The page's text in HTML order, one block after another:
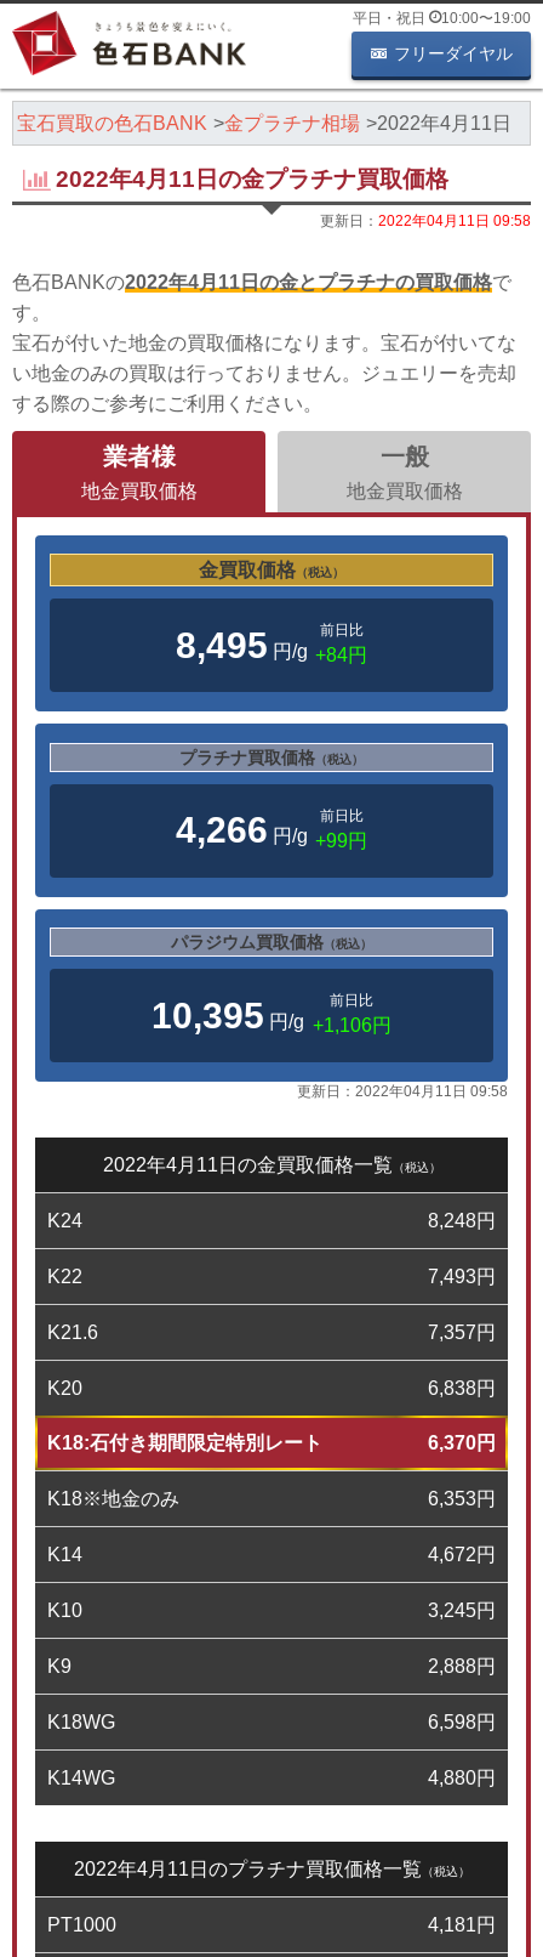
平日・祝日 10:00〜19:00
フリーダイヤル
宝石買取の色石BANK 金プラチナ相場 2022年4月11日
2022年4月11日の金プラチナ買取価格
更新日： 2022年04月11日 09:58
色石BANKの2022年4月11日の金とプラチナの買取価格で
す。
宝石が付いた地金の買取価格になります。宝石が付いてな
い地金のみの買取は行っておりません。ジュエリーを売却
する際のご参考にご利用ください。
業者様
地金買取価格
一般
地金買取価格
金買取価格 （税込）
8,495 円/g
前日比
+84円
プラチナ買取価格 （税込）
4,266 円/g
前日比
+99円
パラジウム買取価格 （税込）
10,395 円/g
前日比
+1,106円
更新日： 2022年04月11日 09:58
2022年4月11日の金買取価格一覧 （税込）
K24 8,248円
K22 7,493円
K21.6 7,357円
K20 6,838円
K18:石付き期間限定特別レート 6,370円
K18※地金のみ 6,353円
K14 4,672円
K10 3,245円
K9 2,888円
K18WG 6,598円
K14WG 4,880円
2022年4月11日のプラチナ買取価格一覧 （税込）
PT1000 4,181円